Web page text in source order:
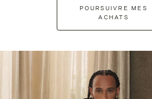
POURSUIVRE MES
ACHATS